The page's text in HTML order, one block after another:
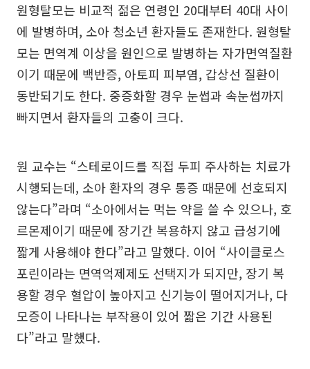
원형탈모는 비교적 젊은 연령인 20대부터 40대 사이
에 발병하며, 소아 청소년 환자들도 존재한다. 원형탈
모는 면역계 이상을 원인으로 발병하는 자가면역질환
이기 때문에 백반증, 아토피 피부염, 갑상선 질환이
동반되기도 한다. 중증화할 경우 눈썹과 속눈썹까지
빠지면서 환자들의 고충이 크다.
원 교수는 “스테로이드를 직접 두피 주사하는 치료가
시행되는데, 소아 환자의 경우 통증 때문에 선호되지
않는다”라며 “소아에서는 먹는 약을 쓸 수 있으나, 호
르몬제이기 때문에 장기간 복용하지 않고 급성기에
짧게 사용해야 한다”라고 말했다. 이어 “사이클로스
포린이라는 면역억제제도 선택지가 되지만, 장기 복
용할 경우 혈압이 높아지고 신기능이 떨어지거나, 다
모증이 나타나는 부작용이 있어 짧은 기간 사용된
다”라고 말했다.